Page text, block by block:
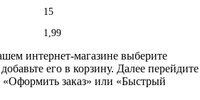
15
1,99
интернет-магазине выберите
его в корзину. Далее перейдите
заказ» или «Быстрый